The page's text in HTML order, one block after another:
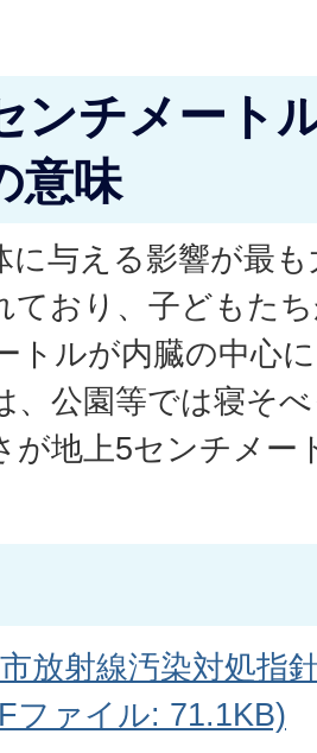
ンチメート
意味
に与える影響が最
ており、子どもた
トルが内臓の中心
、公園等では寝そ
が地上5センチメー
放射線汚染対処指
ファイル: 71.1KB)